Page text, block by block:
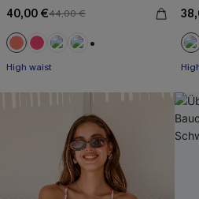
40,00 €44,00 €
High waist